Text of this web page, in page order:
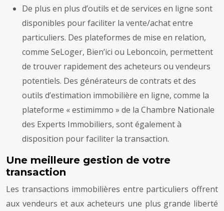
De plus en plus d’outils et de services en ligne sont
disponibles pour faciliter la vente/achat entre
particuliers. Des plateformes de mise en relation,
comme SeLoger, Bien’ici ou Leboncoin, permettent
de trouver rapidement des acheteurs ou vendeurs
potentiels. Des générateurs de contrats et des
outils d’estimation immobilière en ligne, comme la
plateforme « estimimmo » de la Chambre Nationale
des Experts Immobiliers, sont également à
disposition pour faciliter la transaction.
Une meilleure gestion de votre
transaction
Les transactions immobilières entre particuliers offrent
aux vendeurs et aux acheteurs une plus grande liberté